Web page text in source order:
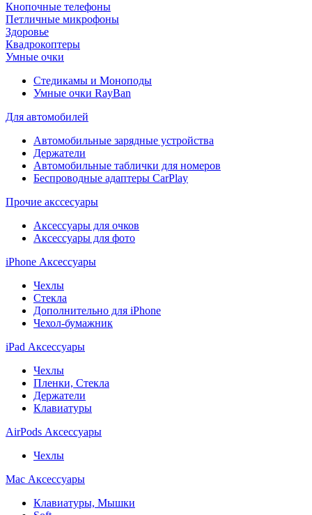
Кнопочные телефоны
Петличные микрофоны
Здоровье
Квадрокоптеры
Умные очки
Стедикамы и Моноподы
Умные очки RayBan
Для автомобилей
Автомобильные зарядные устройства
Держатели
Автомобильные таблички для номеров
Беспроводные адаптеры CarPlay
Прочие акссесуары
Аксессуары для очков
Аксессуары для фото
iPhone Аксессуары
Чехлы
Стекла
Дополнительно для iPhone
Чехол-бумажник
iPad Аксессуары
Чехлы
Пленки, Стекла
Держатели
Клавиатуры
AirPods Аксессуары
Чехлы
Mac Аксессуары
Клавиатуры, Мышки